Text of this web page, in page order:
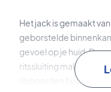
Het jack is gemaakt
geborstelde
gevoel op je huid. De
ritssluiting maken het
ribboorden bij de